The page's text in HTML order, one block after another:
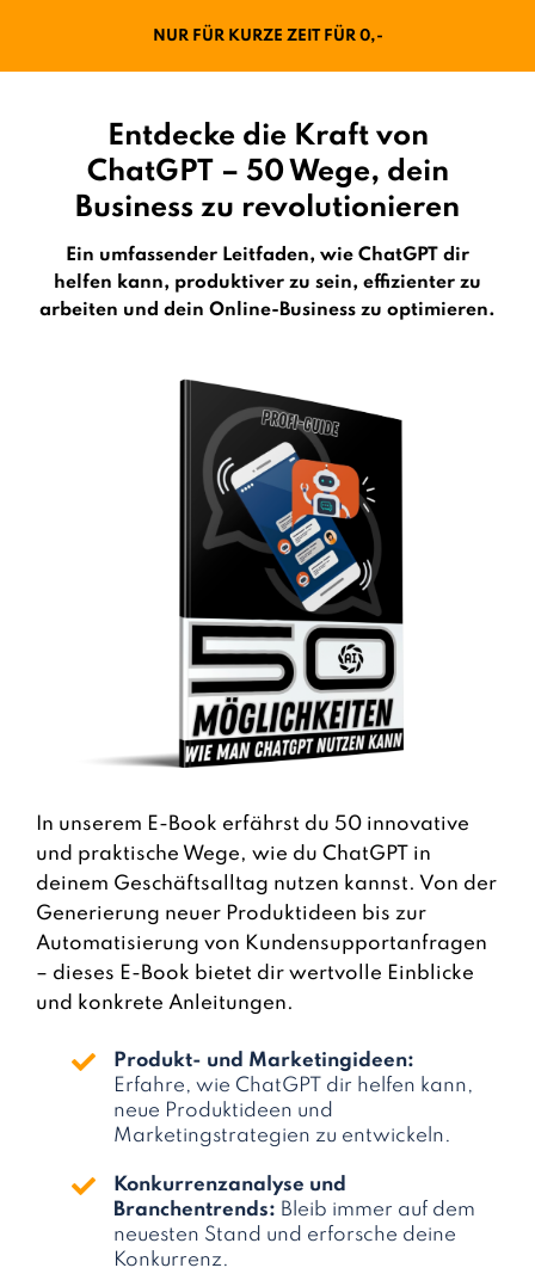
NUR FÜR KURZE ZEIT FÜR 0,-
Entdecke die Kraft von
ChatGPT – 50 Wege, dein
Business zu revolutionieren
Ein umfassender Leitfaden, wie ChatGPT dir
helfen kann, produktiver zu sein, effizienter zu
arbeiten und dein Online-Business zu optimieren.
In unserem E-Book erfährst du 50 innovative
und praktische Wege, wie du ChatGPT in
deinem Geschäftsalltag nutzen kannst. Von der
Generierung neuer Produktideen bis zur
Automatisierung von Kundensupportanfragen
– dieses E-Book bietet dir wertvolle Einblicke
und konkrete Anleitungen.
Produkt- und Marketingideen:
Erfahre, wie ChatGPT dir helfen kann,
neue Produktideen und
Marketingstrategien zu entwickeln.
Konkurrenzanalyse und
Branchentrends: Bleib immer auf dem
neuesten Stand und erforsche deine
Konkurrenz.